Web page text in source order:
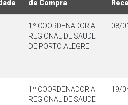
de Compra
1º COORDENADORIA
REGIONAL DE SAUDE
DE PORTO ALEGRE
08/
1º COORDENADORIA
REGIONAL DE SAUDE
19/